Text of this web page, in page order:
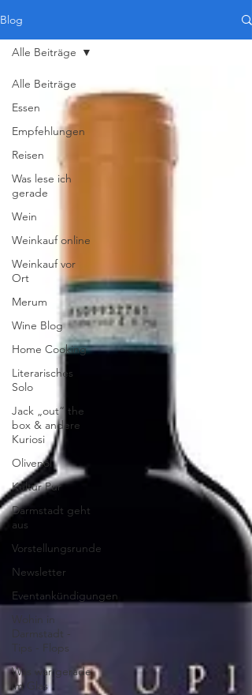
Blog
Alle Beiträge
Essen
Empfehlungen
Reisen
Was lese ich
gerade
Wein
Weinkauf online
Weinkauf vor
Ort
Merum
Wine Blog
Home Cooking
Literarisches
Solo
Jack „out“ the
box & andere
Kuriosi
Olivenöl
Kultur Pur
Darmstadt geht
aus
Vorstellungsrunde
Newsletter
Eventankündigungen
Wohin in
Darmstadt -
Tips - Flops
Was war gerade
im Glas
Alle Beiträge